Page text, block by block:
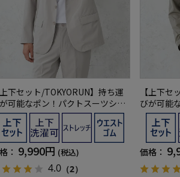
上下セット/TOKYORUN】持ち運
可能なポン！パクトスーツシン
ルパッカブルセットアップ
： 9,990円 (税込)
4.0 （2）
【上下セ
びが可能
グルパ
価格：